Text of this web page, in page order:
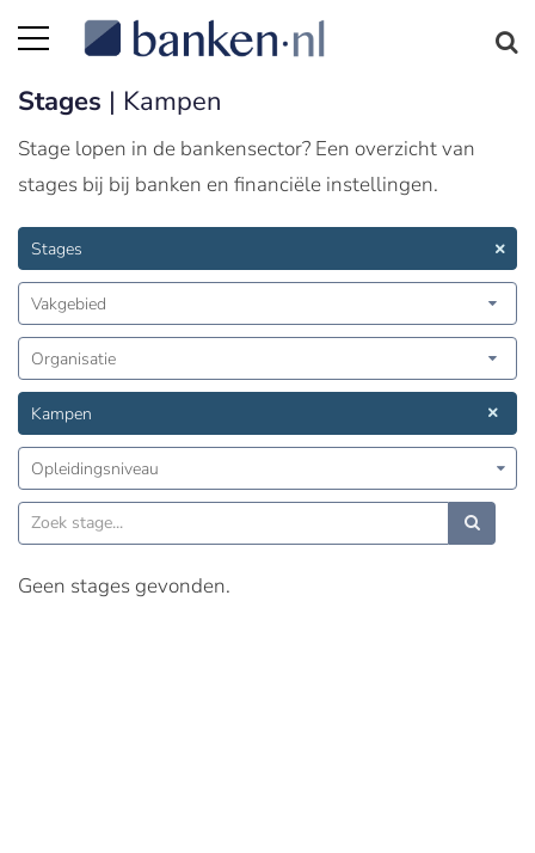
Stages | Kampen
Stage lopen in de bankensector? Een overzicht van
stages bij bij banken en financiële instellingen.
Stages
Vakgebied
Organisatie
Kampen
Opleidingsniveau
Geen stages gevonden.